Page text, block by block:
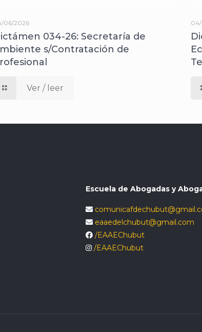
06/2026
034-26: Secretaría de
s/Contratación de
Ver / leer
Escuela de Abogadas y
eaaedelchubut@gmail.com
/EAAEChubut
/EAAEChubut